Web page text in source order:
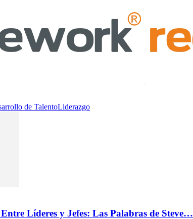
de TalentoLiderazgo
Líderes y Jefes: Las Palabras de Steve…